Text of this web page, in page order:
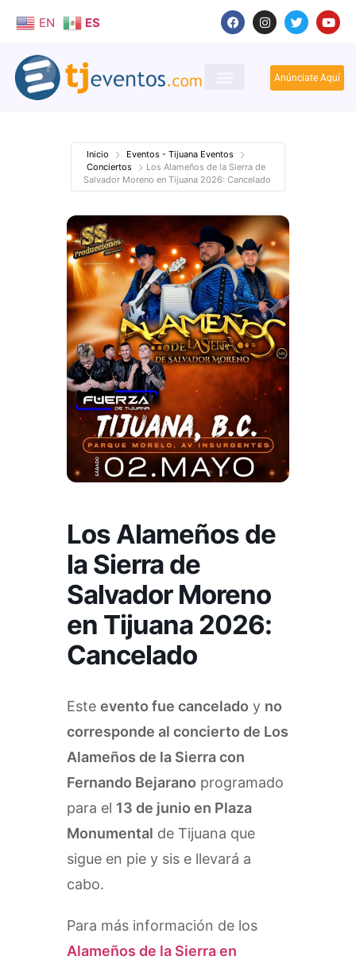
EN ES
Anúnciate Aquí
Inicio
Eventos - Tijuana Eventos
Conciertos
Los Alameños de la Sierra de
Salvador Moreno en Tijuana 2026: Cancelado
Los Alameños de
la Sierra de
Salvador Moreno
en Tijuana 2026:
Cancelado
Este evento fue cancelado y no
corresponde al concierto de Los
Alameños de la Sierra con
Fernando Bejarano programado
para el 13 de junio en Plaza
Monumental de Tijuana que
sigue en pie y sis e llevará a
cabo.
Para más información de los
Alameños de la Sierra en